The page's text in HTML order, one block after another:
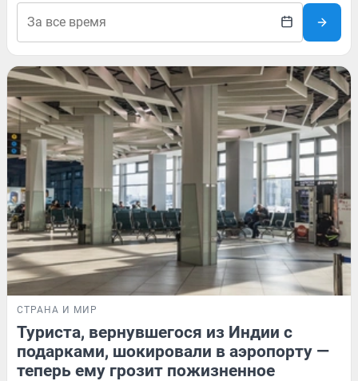
СТРАНА И МИР
Туриста, вернувшегося из Индии с
подарками, шокировали в аэропорту —
теперь ему грозит пожизненное